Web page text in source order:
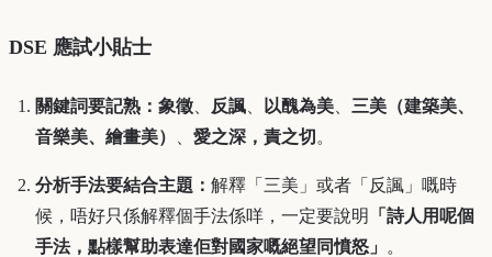
DSE 應試小貼士
關鍵詞要記熟： 象徵 反諷 以醜為美
三美（建築美、
音樂美、繪畫美）
愛之深，責之切 。
分析手法要結合主題： 解釋「三美」或者「反諷」嘅時
候，唔好只係解釋個手法係咩，一定要說明
「詩人用呢個
手法，點樣幫助表達佢對國家嘅絕望同憤怒」 。